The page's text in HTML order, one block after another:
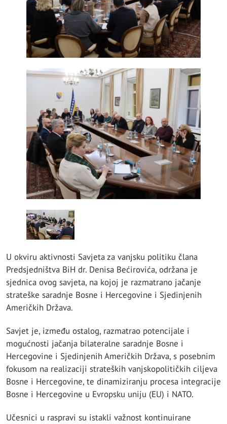
U okviru aktivnosti Savjeta za vanjsku politiku člana
Predsjedništva BiH dr. Denisa Bećirovića, održana je
sjednica ovog savjeta, na kojoj je razmatrano jačanje
strateške saradnje Bosne i Hercegovine i Sjedinjenih
Američkih Država.
Savjet je, između ostalog, razmatrao potencijale i
mogućnosti jačanja bilateralne saradnje Bosne i
Hercegovine i Sjedinjenih Američkih Država, s posebnim
fokusom na realizaciji strateških vanjskopolitičkih ciljeva
Bosne i Hercegovine, te dinamiziranju procesa integracije
Bosne i Hercegovine u Evropsku uniju (EU) i NATO.
Učesnici u raspravi su istakli važnost kontinuirane